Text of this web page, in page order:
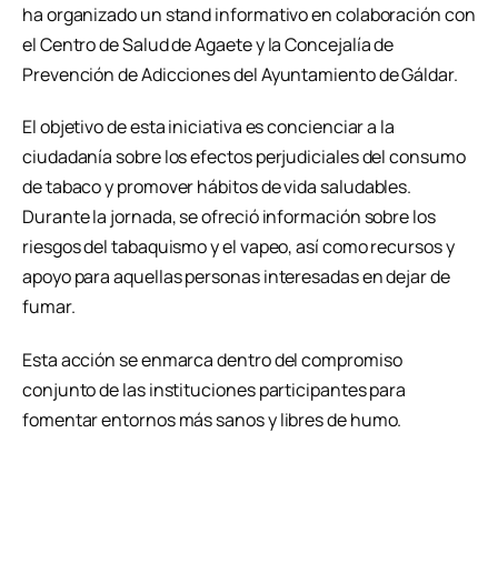
ha organizado un stand informativo en colaboración con
el Centro de Salud de Agaete y la Concejalía de
Prevención de Adicciones del Ayuntamiento de Gáldar.
El objetivo de esta iniciativa es concienciar a la
ciudadanía sobre los efectos perjudiciales del consumo
de tabaco y promover hábitos de vida saludables.
Durante la jornada, se ofreció información sobre los
riesgos del tabaquismo y el vapeo, así como recursos y
apoyo para aquellas personas interesadas en dejar de
fumar.
Esta acción se enmarca dentro del compromiso
conjunto de las instituciones participantes para
fomentar entornos más sanos y libres de humo.